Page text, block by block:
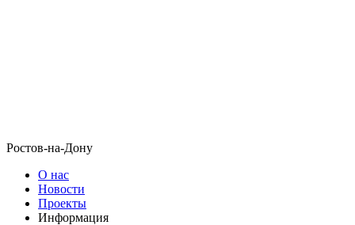
Ростов-на-Дону
О нас
Новости
Проекты
Информация